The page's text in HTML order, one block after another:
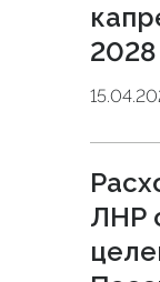
2028
ЛНР